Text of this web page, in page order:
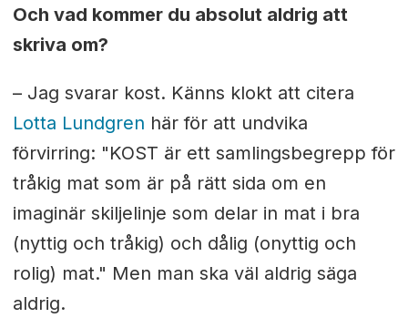
Och vad kommer du absolut aldrig att
skriva om?
– Jag svarar kost. Känns klokt att citera
Lotta Lundgren här för att undvika
förvirring: "KOST är ett samlingsbegrepp för
tråkig mat som är på rätt sida om en
imaginär skiljelinje som delar in mat i bra
(nyttig och tråkig) och dålig (onyttig och
rolig) mat." Men man ska väl aldrig säga
aldrig.